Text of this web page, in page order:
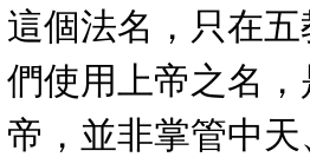
這個法名，只在
們使用上帝之名
帝，並非掌管中